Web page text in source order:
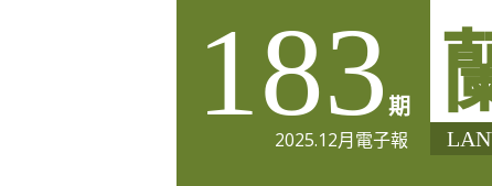
183期
2025.12月電子報